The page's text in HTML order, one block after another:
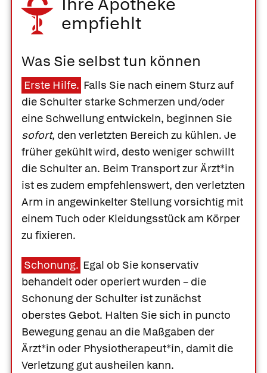
empfiehlt
Was Sie selbst tun können
Erste Hilfe. Falls Sie nach einem Sturz auf
die Schulter starke Schmerzen und/oder
eine Schwellung entwickeln, beginnen Sie
sofort, den verletzten Bereich zu kühlen. Je
früher gekühlt wird, desto weniger schwillt
die Schulter an. Beim Transport zur Ärzt*in
ist es zudem empfehlenswert, den verletzten
Arm in angewinkelter Stellung vorsichtig mit
einem Tuch oder Kleidungsstück am Körper
zu fixieren.
Schonung. Egal ob Sie konservativ
behandelt oder operiert wurden – die
Schonung der Schulter ist zunächst
oberstes Gebot. Halten Sie sich in puncto
Bewegung genau an die Maßgaben der
Ärzt*in oder Physiotherapeut*in, damit die
Verletzung gut ausheilen kann.